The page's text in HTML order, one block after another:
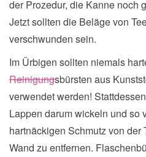
der Prozedur, die Kanne noch
Jetzt sollten die Beläge von
verschwunden sein.
Im Ürbigen sollten niemals
Reinigungsbürsten aus
verwendet werden!
Lappen darum wickeln und so
hartnäckigen Schmutz von der
Wand zu entfernen.